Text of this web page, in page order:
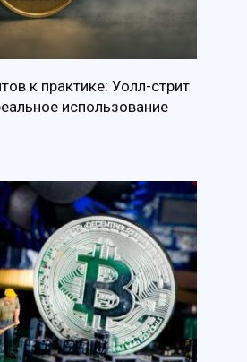
к практике: Уолл-стрит
использование